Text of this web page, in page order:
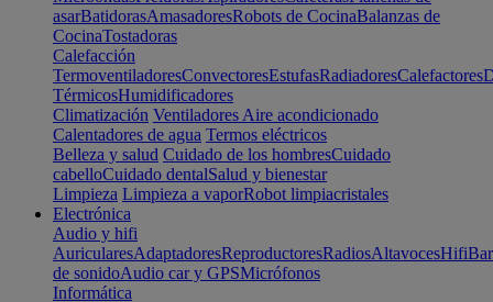
asarBatidorasAmasadoresRobots de CocinaBalanzas de
CocinaTostadoras
Calefacción
TermoventiladoresConvectoresEstufasRadiadoresCalefactores
TérmicosHumidificadores
Climatización Ventiladores Aire acondicionado
Calentadores de agua Termos eléctricos
Belleza y salud Cuidado de los hombresCuidado
cabelloCuidado dentalSalud y bienestar
Limpieza Limpieza a vaporRobot limpiacristales
Electrónica
Audio y hifi
AuricularesAdaptadoresReproductoresRadiosAltavocesHifi
de sonidoAudio car y GPSMicrófonos
Informática